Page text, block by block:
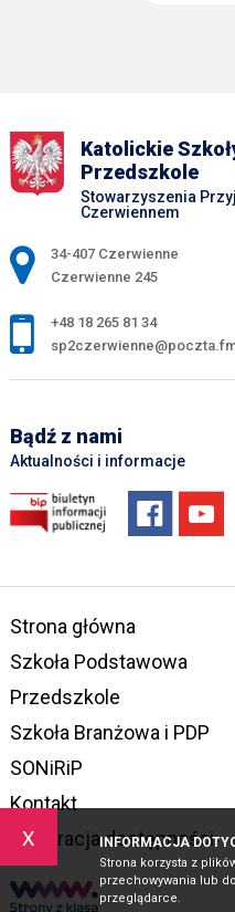
x INFORMACJA
Strona korzysta z
przechowywania lub
przeglądarce.
Katolickie
Przedszkole
Stowarzyszenia
Czerwiennem
Adres pocztowy:
34-407 Czerwienne
Czerwienne 245
+48 18 265 81 34
Bądź z nami
Aktualności i informacje
Strona główna
Szkoła Podstawowa
Przedszkole
Szkoła Branżowa i PDP
SONiRiP
Kontakt
Deklaracja dostępności